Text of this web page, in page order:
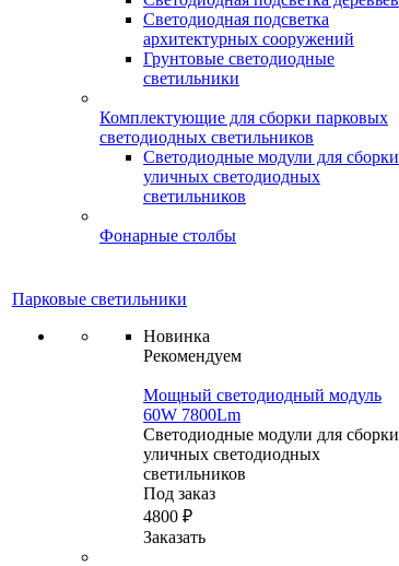
Светодиодная подсветка
архитектурных сооружений
Грунтовые светодиодные
светильники
Комплектующие для сборки парковых
светодиодных светильников
Светодиодные модули для сборки
уличных светодиодных
светильников
Фонарные столбы
Парковые светильники
Новинка
Рекомендуем
Мощный светодиодный модуль
60W 7800Lm
Светодиодные модули для сборки
уличных светодиодных
светильников
Под заказ
4800 ₽
Заказать